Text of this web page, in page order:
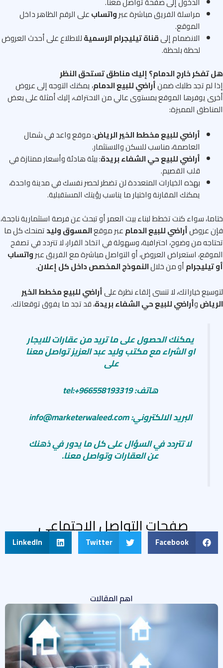
مراسلة الفريق مباشرة عبرواتسابعلى الرقم الظاهر داخل
الموقع.
الانضمام إلىقناة تيليجرام الرسميةللاطلاع على أحدث العروض
لحظة بلحظة.
خارج الدمام؟ إليك مناطق تستحق النظر
لم تجد طلبك ضمنأراضي للبيع الدمام، يمكنك التوجه إلى عروض
يوفرها الموقع بمستوى عالي من الاحتراف، إليك أمثلة على بعض
المميزة:
أراضي للبيع مخطط الخير الرياض: موقع واعد في شمال
العاصمة، مناسب للسكن والاستثمار.
أراضي للبيع حي الشفاء بريدة: بيئة هادئة وأسعار ممتازة في
قلب القصيم.
بهذه الخيارات المتعددة لن تضطر لحصر نفسك في مدينة واحدة،
يمكنك المقارنة واختيار ما يناسب رؤيتك المستقبلية.
سواء كنت تخطط لبناء بيت العمر أو تبحث عن فرصة استثمارية ناجحة،
عروضأراضي للبيع الدمامعبر موقعالمسوق وليدتمنحك كل ما
من وضوح، احترافية، وسهولة في اتخاذ القرار، لا تتردد في تصفح
استعراض العروض، أو التواصل مباشرة مع الفريق عبرواتساب
أو من خلالالنموذج المخصص داخل كل إعلان.
خياراتك، لا تنسى إلقاء نظرة علىأراضي للبيع مخطط الخير
وأراضي للبيع حي الشفاء بريدة، قد تجد ما يفوق توقعاتك.
يمكنك الحصول على ما تريد من عقارات للايجار
او الشراء مع مكتب وليد عبد العزيز تواصل معنا
على
هاتف: tel:+966558193319
البريد الالكتروني: info@marketerwaleed.com
لا تتردد في السؤال على كل ما يدور في ذهنك
عن العقارات وتواصل معنا.
صفحات التواصل الاجتماعى
Facebook
Twitter
LinkedIn
اهم المقالات